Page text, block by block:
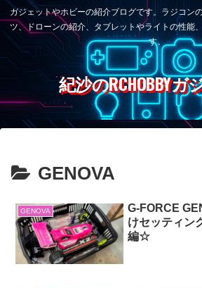
ガジェットやホビーの紹介ブログです。ラジコン
ツ、ドローンの紹介、タブレットやライトの性能
す。
紀沙のRCHOBBYガ
GENOVA
GENOVA
G-FORCE
けセッティン
編☆